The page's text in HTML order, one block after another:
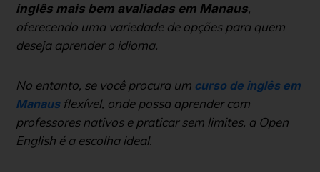
inglês mais bem avaliadas em Manaus,
oferecendo uma variedade de opções para quem
deseja aprender o idioma.
No entanto, se você procura um curso de inglês em
Manausflexível, onde possa aprender com
professores nativos e praticar sem limites, a Open
English é a escolha ideal.